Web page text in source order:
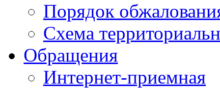
Порядок
Схема
Обращения
Интернет-приемная